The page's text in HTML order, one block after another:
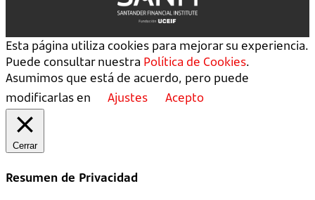
Esta página utiliza cookies para mejorar su experiencia.
Puede consultar nuestra Política de Cookies.
Asumimos que está de acuerdo, pero puede
modificarlas en
Ajustes Acepto
Cerrar
Resumen de Privacidad